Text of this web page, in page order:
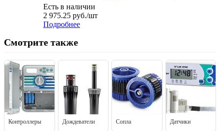
Есть в наличии
2 975.25 руб./шт
Подробнее
Смотрите также
Контроллеры Дождеватели Сопла Датчики